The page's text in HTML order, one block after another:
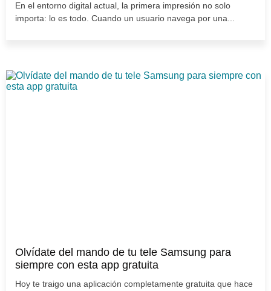
En el entorno digital actual, la primera impresión no solo
importa: lo es todo. Cuando un usuario navega por una...
Olvídate del mando de tu tele Samsung para
siempre con esta app gratuita
Hoy te traigo una aplicación completamente gratuita que hace